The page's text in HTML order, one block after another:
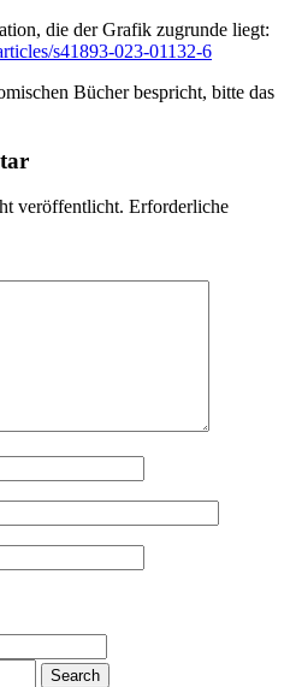
die der Grafik zugrunde liegt:
s41893-023-01132-6
Bücher bespricht, bitte das
veröffentlicht. Erforderliche